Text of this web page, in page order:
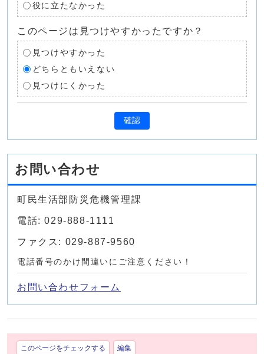
役に立たなかった
このページは見つけやすかったですか？
見つけやすかった
どちらともいえない
見つけにくかった
確認
お問い合わせ
町民生活部防災危機管理課
電話: 029-888-1111
ファクス: 029-887-9560
電話番号のかけ間違いにご注意ください！
お問い合わせフォーム
このページをチェックする 編集